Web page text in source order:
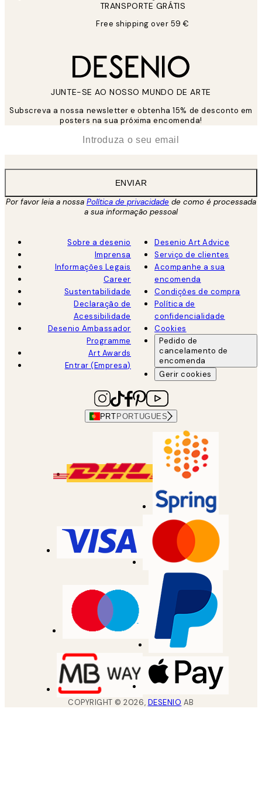
TRANSPORTE GRÁTIS
Free shipping over 59 €
JUNTE-SE AO NOSSO MUNDO DE ARTE
Subscreva a nossa newsletter e obtenha 15% de desconto em
posters na sua próxima encomenda!
ENVIAR
Por favor leia a nossa Política de privacidade de como é processada
a sua informação pessoal
Sobre a desenio
Imprensa
Informações Legais
Career
Sustentabilidade
Declaração de
Acessibilidade
Desenio Ambassador
Programme
Art Awards
Entrar (Empresa)
Desenio Art Advice
Serviço de clientes
Acompanhe a sua
encomenda
Condições de compra
Política de
confidencialidade
Cookies
Pedido de
cancelamento de
encomenda
Gerir cookies
PRT PORTUGUES
COPYRIGHT ©2026, DESENIO AB